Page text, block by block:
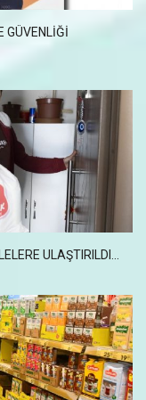
GÜVENLİĞİ
ULAŞTIRILDI...